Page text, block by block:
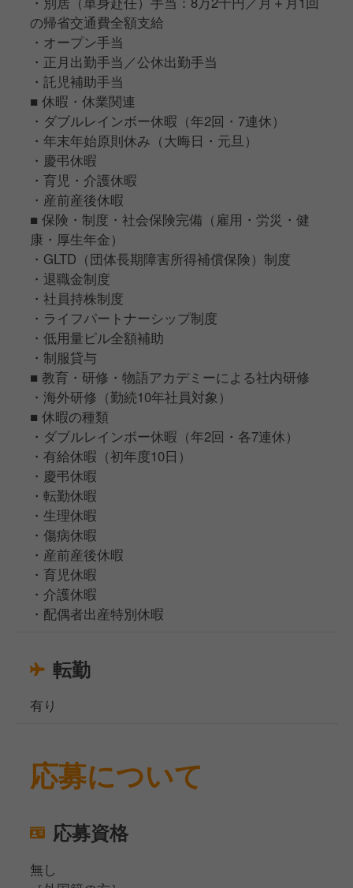
の帰省交通費全額支給
・オープン手当
・正月出勤手当／公休出勤手当
・託児補助手当
■ 休暇・休業関連
・ダブルレインボー休暇（年2回・7連休）
・年末年始原則休み（大晦日・元旦）
・慶弔休暇
・育児・介護休暇
・産前産後休暇
■ 保険・制度・社会保険完備（雇用・労災・健
康・厚生年金）
・GLTD（団体長期障害所得補償保険）制度
・退職金制度
・社員持株制度
・ライフパートナーシップ制度
・低用量ピル全額補助
・制服貸与
■ 教育・研修・物語アカデミーによる社内研修
・海外研修（勤続10年社員対象）
■ 休暇の種類
・ダブルレインボー休暇（年2回・各7連休）
・有給休暇（初年度10日）
・慶弔休暇
・転勤休暇
・生理休暇
・傷病休暇
・産前産後休暇
・育児休暇
・介護休暇
・配偶者出産特別休暇
転勤
有り
応募について
応募資格
無し